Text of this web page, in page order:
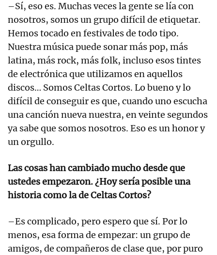
–Sí, eso es. Muchas veces la gente se lía con
nosotros, somos un grupo difícil de etiquetar.
Hemos tocado en festivales de todo tipo.
Nuestra música puede sonar más pop, más
latina, más rock, más folk, incluso esos tintes
de electrónica que utilizamos en aquellos
discos… Somos Celtas Cortos. Lo bueno y lo
difícil de conseguir es que, cuando uno escucha
una canción nueva nuestra, en veinte segundos
ya sabe que somos nosotros. Eso es un honor y
un orgullo.
Las cosas han cambiado mucho desde que
ustedes empezaron. ¿Hoy sería posible una
historia como la de Celtas Cortos?
–Es complicado, pero espero que sí. Por lo
menos, esa forma de empezar: un grupo de
amigos, de compañeros de clase que, por puro